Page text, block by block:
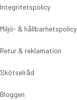
Integritetspolicy
Miljö- & hållbarhetspolicy
Retur & reklamation
Skötselråd
Bloggen